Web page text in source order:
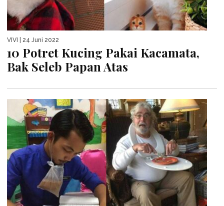
VIVI | 24 Juni 2022
10 Potret Kucing Pakai Kacamata,
Bak Seleb Papan Atas